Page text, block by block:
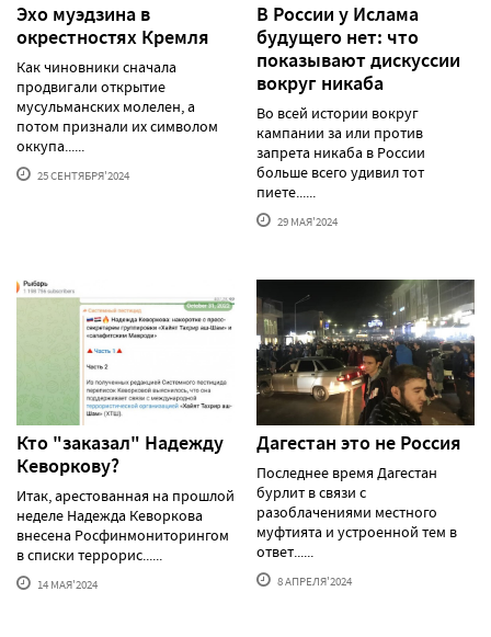
Эхо муэдзина в
окрестностях Кремля
Как чиновники сначала
продвигали открытие
мусульманских молелен, а
потом признали их символом
оккупа......
25 СЕНТЯБРЯ'2024
В России у Ислама
будущего нет: что
показывают дискуссии
вокруг никаба
Во всей истории вокруг
кампании за или против
запрета никаба в России
больше всего удивил тот
пиете......
29 МАЯ'2024
Кто "заказал" Надежду
Кеворкову?
Итак, арестованная на прошлой
неделе Надежда Кеворкова
внесена Росфинмониторингом
в списки террорис......
14 МАЯ'2024
Дагестан это не Россия
Последнее время Дагестан
бурлит в связи с
разоблачениями местного
муфтията и устроенной тем в
ответ......
8 АПРЕЛЯ'2024